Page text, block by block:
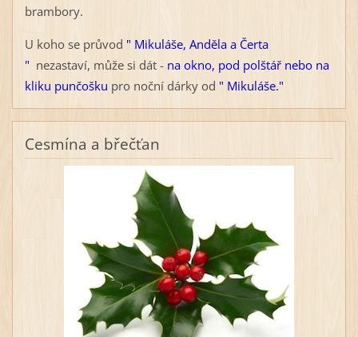
brambory.
U koho se průvod " Mikuláše, Anděla a Čerta
" nezastaví, může si dát - na okno, pod polštář nebo na
kliku punčošku pro noční dárky od " Mikuláše."
Cesmína a břečťan